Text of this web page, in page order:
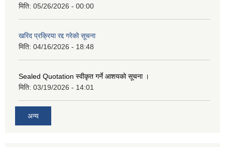
मिति: 05/26/2026 - 00:00
खरिद प्रक्रिया रद्द गरेको सूचना
मिति: 04/16/2026 - 18:48
Sealed Quotation स्वीकृत गर्ने आशयको सूचना ।
मिति: 03/19/2026 - 14:01
अन्य